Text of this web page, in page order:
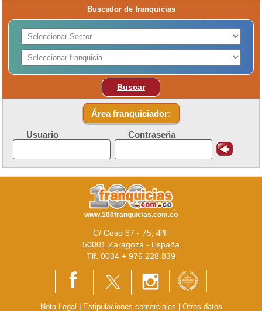
Buscador de franquicias
Buscar
Área franquiciador:
Usuario Contraseña
www.100franquicias.com.co
C/ Coso 67 - 75, 4ºF
50001 Zaragoza - España
Tlf. 0034 + 976 228 839
Nota Legal Estipulaciones comerciales Otros datos